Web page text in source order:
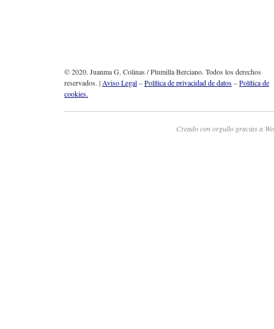
© 2020. Juanma G. Colinas / Plumilla Berciano. Todos los derechos
reservados. | Aviso Legal–Política de privacidad de datos–Política de
cookies.
Creado con orgullo gracias a